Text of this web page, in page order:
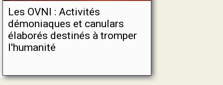
Les OVNI : Activités
démoniaques et canulars
élaborés destinés à tromper
l'humanité